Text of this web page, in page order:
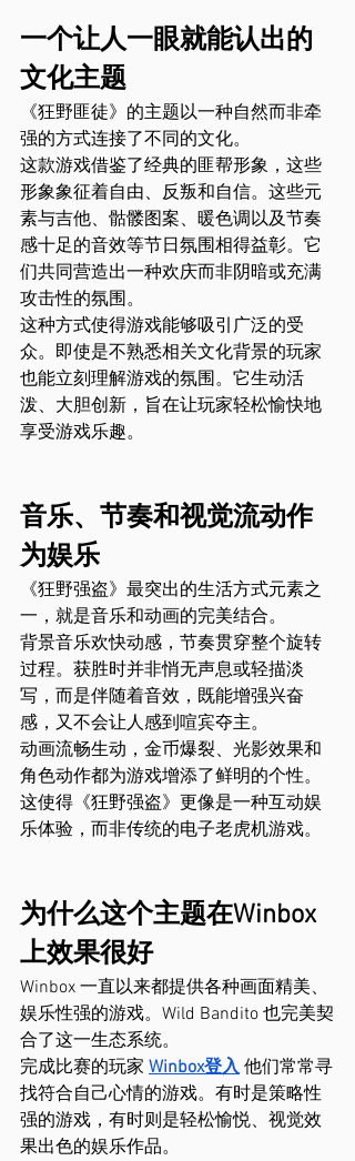
一个让人一眼就能认出的
文化主题
《狂野匪徒》的主题以一种自然而非牵
强的方式连接了不同的文化。
这款游戏借鉴了经典的匪帮形象，这些
形象象征着自由、反叛和自信。这些元
素与吉他、骷髅图案、暖色调以及节奏
感十足的音效等节日氛围相得益彰。它
们共同营造出一种欢庆而非阴暗或充满
攻击性的氛围。
这种方式使得游戏能够吸引广泛的受
众。即使是不熟悉相关文化背景的玩家
也能立刻理解游戏的氛围。它生动活
泼、大胆创新，旨在让玩家轻松愉快地
享受游戏乐趣。
音乐、节奏和视觉流动作
为娱乐
《狂野强盗》最突出的生活方式元素之
一，就是音乐和动画的完美结合。
背景音乐欢快动感，节奏贯穿整个旋转
过程。获胜时并非悄无声息或轻描淡
写，而是伴随着音效，既能增强兴奋
感，又不会让人感到喧宾夺主。
动画流畅生动，金币爆裂、光影效果和
角色动作都为游戏增添了鲜明的个性。
这使得《狂野强盗》更像是一种互动娱
乐体验，而非传统的电子老虎机游戏。
为什么这个主题在Winbox
上效果很好
Winbox 一直以来都提供各种画面精美、
娱乐性强的游戏。Wild Bandito 也完美契
合了这一生态系统。
完成比赛的玩家 Winbox登入 他们常常寻
找符合自己心情的游戏。有时是策略性
强的游戏，有时则是轻松愉悦、视觉效
果出色的娱乐作品。